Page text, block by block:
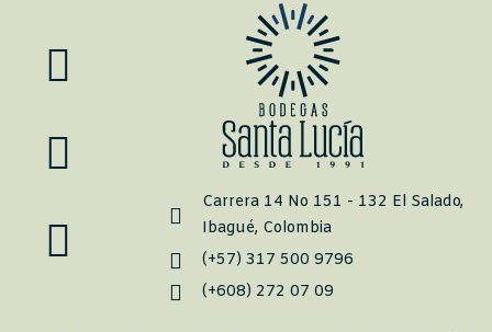
Carrera 14 No 151 - 132 El Salado,
Ibagué, Colombia
(+57) 317 500 9796
(+608) 272 07 09